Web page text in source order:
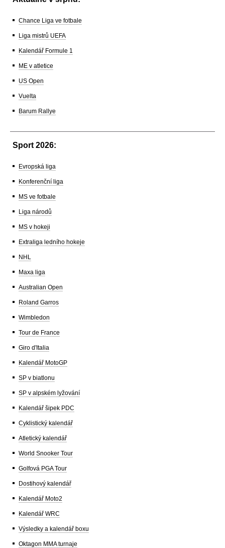
Chance Liga ve fotbale
Liga mistrů UEFA
Kalendář Formule 1
ME v atletice
US Open
Vuelta
Barum Rallye
Sport 2026:
Evropská liga
Konferenční liga
MS ve fotbale
Liga národů
MS v hokeji
Extraliga ledního hokeje
NHL
Maxa liga
Australian Open
Roland Garros
Wimbledon
Tour de France
Giro d'Italia
Kalendář MotoGP
SP v biatlonu
SP v alpském lyžování
Kalendář šipek PDC
Cyklistický kalendář
Atletický kalendář
World Snooker Tour
Golfová PGA Tour
Dostihový kalendář
Kalendář Moto2
Kalendář WRC
Výsledky a kalendář boxu
Oktagon MMA turnaje